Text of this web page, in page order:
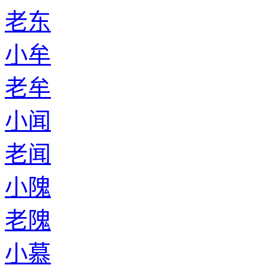
老东
小牟
老牟
小闻
老闻
小隗
老隗
小慕